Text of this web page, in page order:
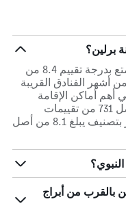
برلين؟
يعتبر فندق ليوناردو بيرلين ميتوالذي يتمتع بدرجة تقييم 8.4 من
من أشهر الفنادق القريبة
أماكن الإقامة
الأخرى بتصنيف وسطي يبلغ 9.5 من أصل 731 من تقييمات
المستخدمين و شقق أم براندنبورغر تور بتصنيف يبلغ 8.1 من أصل
بالقرب من أبراج